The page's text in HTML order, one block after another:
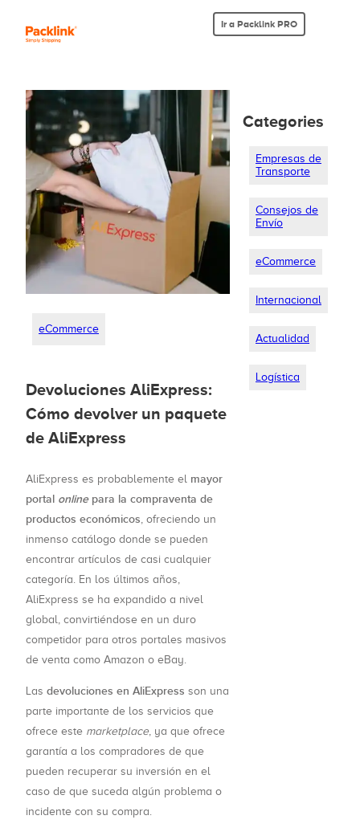
Ir a Packlink PRO
eCommerce
Devoluciones AliExpress:
Cómo devolver un paquete
de AliExpress
AliExpress es probablemente el mayor
portal onlinepara la compraventa de
productos económicos, ofreciendo un
inmenso catálogo donde se pueden
encontrar artículos de casi cualquier
categoría. En los últimos años,
AliExpress se ha expandido a nivel
global, convirtiéndose en un duro
competidor para otros portales masivos
de venta como Amazon o eBay.
Las devoluciones en AliExpress son una
parte importante de los servicios que
ofrece este marketplace, ya que ofrece
garantía a los compradores de que
pueden recuperar su inversión en el
caso de que suceda algún problema o
incidente con su compra.
Categories
Empresas de
Transporte
Consejos de
Envío
eCommerce
Internacional
Actualidad
Logística